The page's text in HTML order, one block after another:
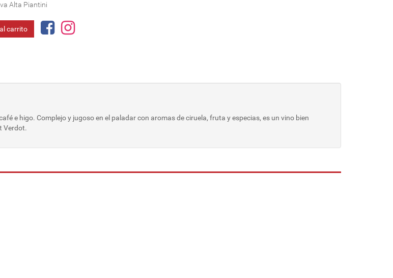
Alta Piantini
carrito
e higo. Complejo y jugoso en el paladar con aromas de ciruela, fruta y especias, es un vino bien
Verdot.